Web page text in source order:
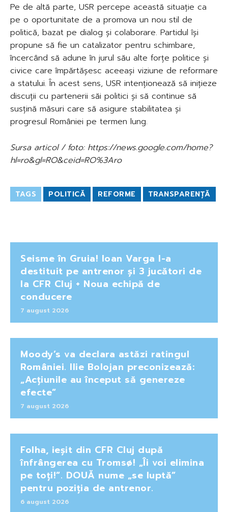
Pe de altă parte, USR percepe această situație ca
pe o oportunitate de a promova un nou stil de
politică, bazat pe dialog și colaborare. Partidul își
propune să fie un catalizator pentru schimbare,
încercând să adune în jurul său alte forțe politice și
civice care împărtășesc aceeași viziune de reformare
a statului. În acest sens, USR intenționează să inițieze
discuții cu partenerii săi politici și să continue să
susțină măsuri care să asigure stabilitatea și
progresul României pe termen lung.
Sursa articol / foto: https://news.google.com/home?
hl=ro&gl=RO&ceid=RO%3Aro
TAGS POLITICĂ REFORME TRANSPARENȚĂ
Seisme în Gruia! Ioan Varga l-a
destituit pe antrenor și 3 jucători de
la CFR Cluj + Noua echipă de
conducere
7 august 2026
Moody’s va declara astăzi ratingul
României. Ilie Bolojan preconizează:
„Acțiunile au început să genereze
efecte”
7 august 2026
Folha, ieșit din CFR Cluj după
înfrângerea cu Tromsø! „Îi voi elimina
pe toți!”. DOUĂ nume „se luptă”
pentru poziția de antrenor.
6 august 2026